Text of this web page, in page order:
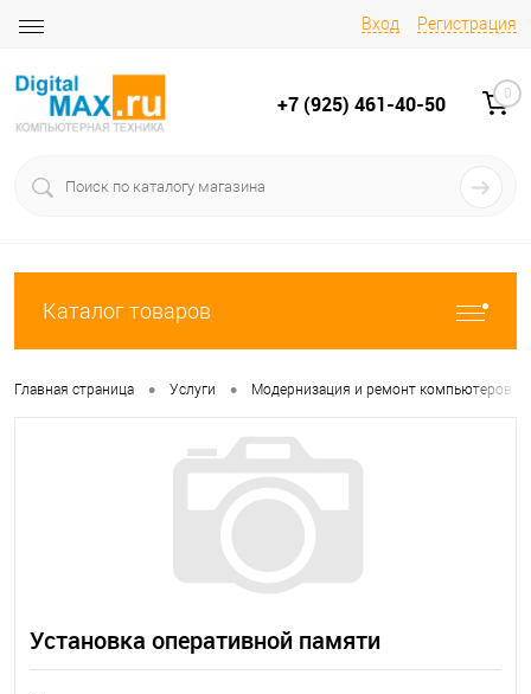
Вход Регистрация
+7 (925) 461-40-50 0
Каталог товаров
Главная страница • Услуги • Модернизация и ремонт компьютеров в
Установка оперативной памяти